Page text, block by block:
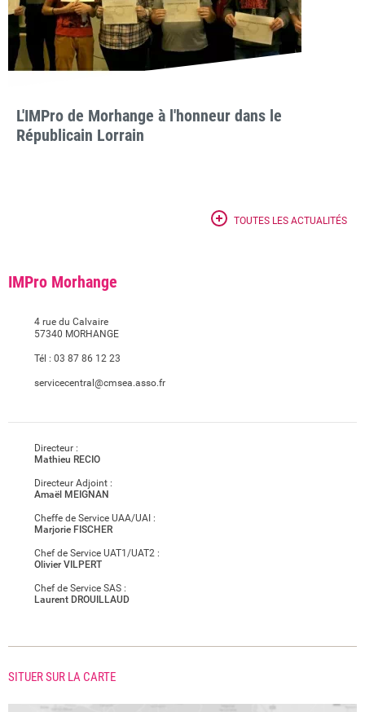
L'IMPro de Morhange à l'honneur dans le
Républicain Lorrain
TOUTES LES ACTUALITÉS
IMPro Morhange
4 rue du Calvaire
57340 MORHANGE
Tél : 03 87 86 12 23
servicecentral@cmsea.asso.fr
Directeur :
Mathieu RECIO
Directeur Adjoint :
Amaël MEIGNAN
Cheffe de Service UAA/UAI :
Marjorie FISCHER
Chef de Service UAT1/UAT2 :
Olivier VILPERT
Chef de Service SAS :
Laurent DROUILLAUD
SITUER SUR LA CARTE